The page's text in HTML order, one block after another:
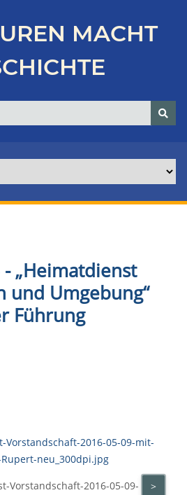
MACHT
„Heimatdienst
und Umgebung“
Führung
Vorstandschaft-2016-05-09-
>